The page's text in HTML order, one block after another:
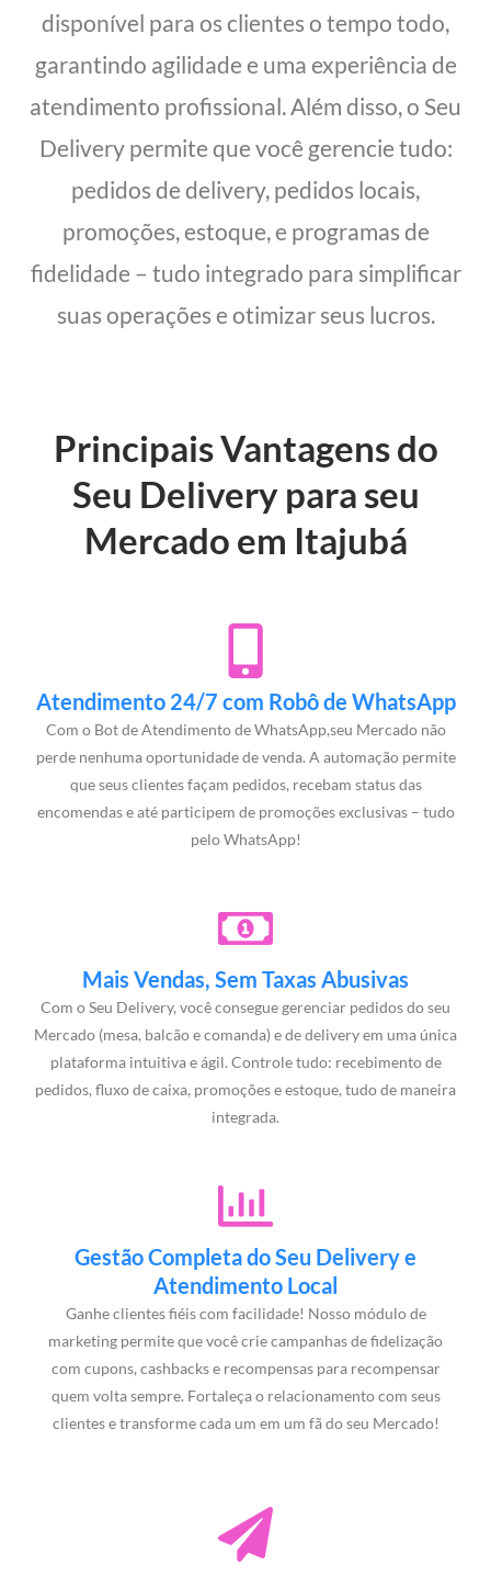
disponível para os clientes o tempo todo,
garantindo agilidade e uma experiência de
atendimento profissional. Além disso, o Seu
Delivery permite que você gerencie tudo:
pedidos de delivery, pedidos locais,
promoções, estoque, e programas de
fidelidade – tudo integrado para simplificar
suas operações e otimizar seus lucros.
Principais Vantagens do
Seu Delivery para seu
Mercado em Itajubá
Atendimento 24/7 com Robô de WhatsApp
Com o Bot de Atendimento de WhatsApp,seu Mercado não
perde nenhuma oportunidade de venda. A automação permite
que seus clientes façam pedidos, recebam status das
encomendas e até participem de promoções exclusivas – tudo
pelo WhatsApp!
Mais Vendas, Sem Taxas Abusivas
Com o Seu Delivery, você consegue gerenciar pedidos do seu
Mercado (mesa, balcão e comanda) e de delivery em uma única
plataforma intuitiva e ágil. Controle tudo: recebimento de
pedidos, fluxo de caixa, promoções e estoque, tudo de maneira
integrada.
Gestão Completa do Seu Delivery e
Atendimento Local
Ganhe clientes fiéis com facilidade! Nosso módulo de
marketing permite que você crie campanhas de fidelização
com cupons, cashbacks e recompensas para recompensar
quem volta sempre. Fortaleça o relacionamento com seus
clientes e transforme cada um em um fã do seu Mercado!